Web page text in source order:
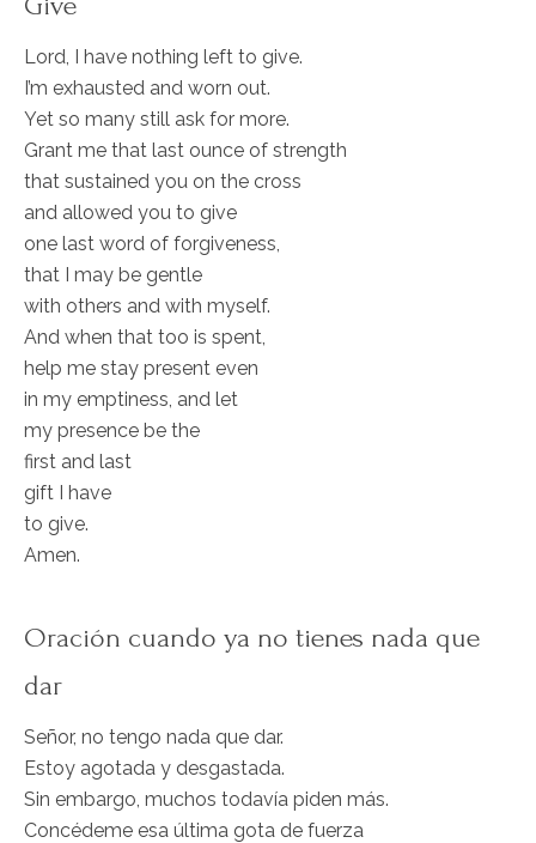
Lord, I have nothing left to give.
I’m exhausted and worn out.
Yet so many still ask for more.
Grant me that last ounce of strength
that sustained you on the cross
and allowed you to give
one last word of forgiveness,
that I may be gentle
with others and with myself.
And when that too is spent,
help me stay present even
in my emptiness, and let
my presence be the
first and last
gift I have
to give.
Amen.
Oración cuando ya no tienes nada que
dar
Señor, no tengo nada que dar.
Estoy agotada y desgastada.
Sin embargo, muchos todavía piden más.
Concédeme esa última gota de fuerza